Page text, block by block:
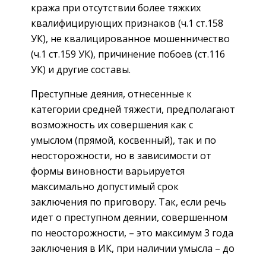
кража при отсутствии более тяжких
квалифицирующих признаков (ч.1 ст.158
УК), не квалицированное мошенничество
(ч.1 ст.159 УК), причинение побоев (ст.116
УК) и другие составы.
Преступные деяния, отнесенные к
категории средней тяжести, предполагают
возможность их совершения как с
умыслом (прямой, косвенный), так и по
неосторожности, но в зависимости от
формы виновности варьируется
максимально допустимый срок
заключения по приговору. Так, если речь
идет о преступном деянии, совершенном
по неосторожности, – это максимум 3 года
заключения в ИК, при наличии умысла – до